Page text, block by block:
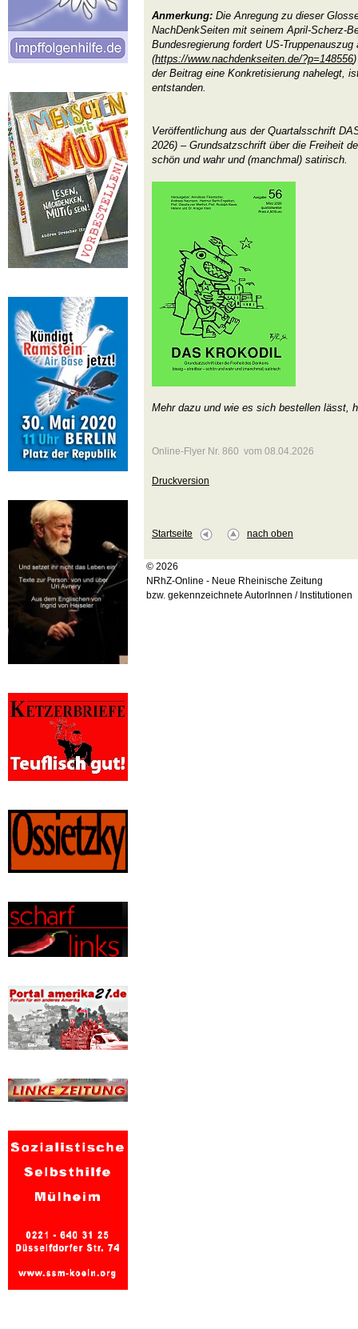
Anmerkung: Die Anregung zu dieser
NachDenkSeiten mit seinem April-Scherz-
Bundesregierung fordert US-
(https://www.nachdenkseiten.de/?p=148556
der Beitrag eine Konkretisierung nahelegt,
entstanden.
Veröffentlichung aus der Quartalsschrift
2026) – Grundsatzschrift über die Freiheit
schön und wahr und (manchmal) satirisch.
Mehr dazu und wie es sich bestellen lässt,
Online-Flyer Nr. 860 vom 08.04.2026
Druckversion
Startseite nach oben
© 2026
NRhZ-Online - Neue Rheinische Zeitung
bzw. gekennzeichnete AutorInnen / Institutionen